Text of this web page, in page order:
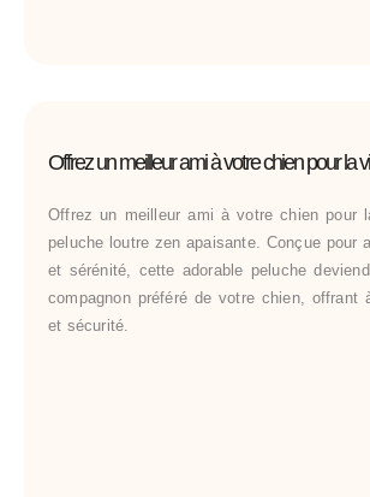
Offrez un meilleur ami à votre chien pour la
Offrez un meilleur ami à votre chien pour
peluche loutre zen apaisante. Conçue pour
et sérénité, cette adorable peluche
compagnon préféré de votre chien, offrant
et sécurité.